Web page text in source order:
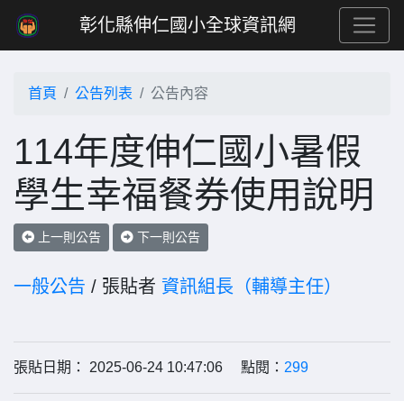
彰化縣伸仁國小全球資訊網
首頁 公告列表 公告內容
114年度伸仁國小暑假
學生幸福餐券使用說明
上一則公告 下一則公告
一般公告 / 張貼者 資訊組長（輔導主任）
張貼日期： 2025-06-24 10:47:06 點閱： 299